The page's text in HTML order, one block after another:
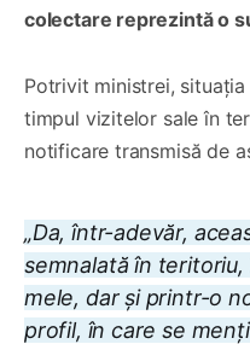
colectare reprezintă o
Potrivit ministrei,
timpul vizitelor sale în
notificare transmisă de
„Da, într-adevăr,
semnalată în
mele, dar și printr-o
profil, în care se